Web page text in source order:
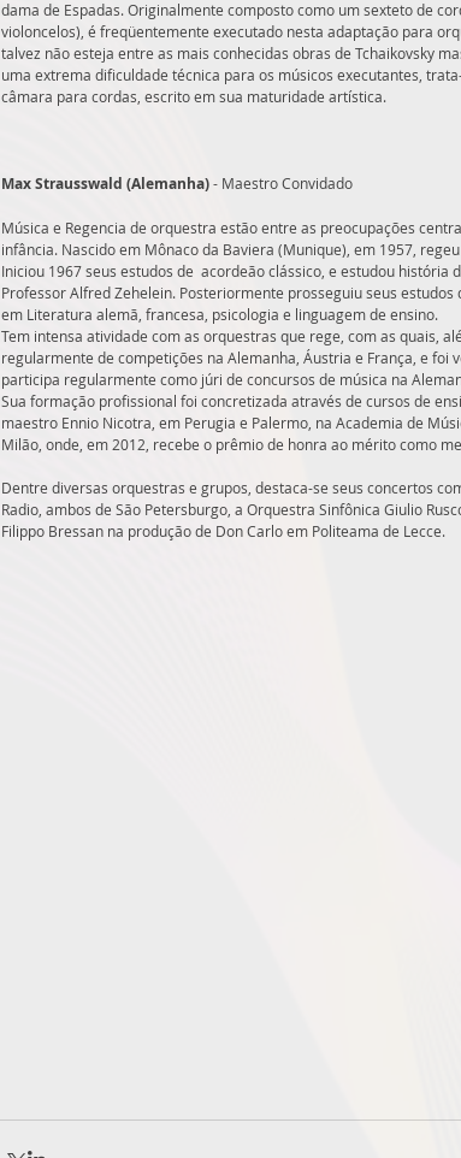
dama de Espadas. Originalmente composto como um sexteto de
violoncelos), é freqüentemente executado nesta adaptação para
talvez não esteja entre as mais conhecidas obras de Tchaikovsky
uma extrema dificuldade técnica para os músicos executantes,
câmara para cordas, escrito em sua maturidade artística.
Max Strausswald (Alemanha) - Maestro Convidado
Música e Regencia de orquestra estão entre as preocupações
infância. Nascido em Mônaco da Baviera (Munique), em 1957,
Iniciou 1967 seus estudos de  acordeão clássico, e estudou
Professor Alfred Zehelein. Posteriormente prosseguiu seus
em Literatura alemã, francesa, psicologia e linguagem de ensino.
Tem intensa atividade com as orquestras que rege, com as quais,
regularmente de competições na Alemanha, Áustria e França, e foi
participa regularmente como júri de concursos de música na
Sua formação profissional foi concretizada através de cursos de
maestro Ennio Nicotra, em Perugia e Palermo, na Academia de
Milão, onde, em 2012, recebe o prêmio de honra ao mérito como
Dentre diversas orquestras e grupos, destaca-se seus concertos
Radio, ambos de São Petersburgo, a Orquestra Sinfônica Giulio
Filippo Bressan na produção de Don Carlo em Politeama de Lecce.